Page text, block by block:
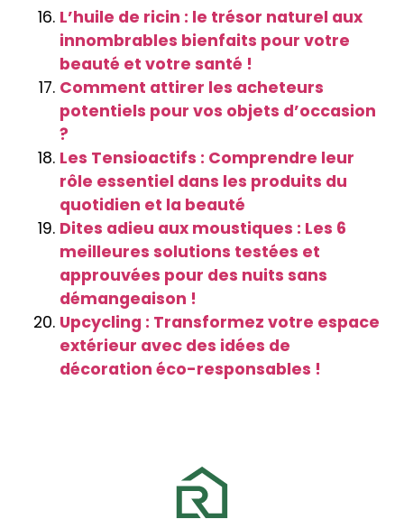
L’huile de ricin : le trésor naturel aux
innombrables bienfaits pour votre
beauté et votre santé !
Comment attirer les acheteurs
potentiels pour vos objets d’occasion
?
Les Tensioactifs : Comprendre leur
rôle essentiel dans les produits du
quotidien et la beauté
Dites adieu aux moustiques : Les 6
meilleures solutions testées et
approuvées pour des nuits sans
démangeaison !
Upcycling : Transformez votre espace
extérieur avec des idées de
décoration éco-responsables !